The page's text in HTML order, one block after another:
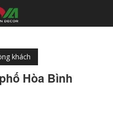
khách
Hòa Bình